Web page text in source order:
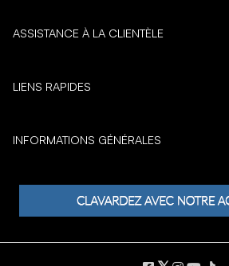
ASSISTANCE À LA CLIENTÈLE
LIENS RAPIDES
INFORMATIONS GÉNÉRALES